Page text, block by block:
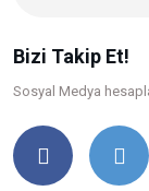
Bizi Takip Et!
Sosyal Medya